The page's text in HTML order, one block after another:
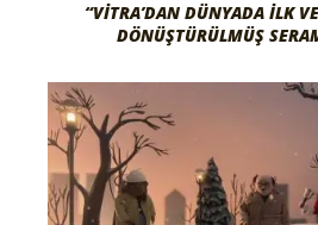
“VITRA’DAN DÜNYADA İLK
DÖNÜŞTÜRÜLMÜŞ